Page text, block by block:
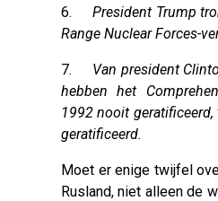
6. President Trump
Range Nuclear Forces-
7. Van president
hebben het
1992 nooit
geratificeerd.
Moet er enige twijfel
Rusland, niet alleen de